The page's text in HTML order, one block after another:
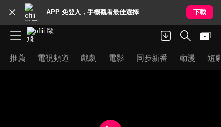
APP 免登入，手機觀看最佳選擇 下載
推薦 電視頻道 戲劇 電影 同步新番 動漫 短